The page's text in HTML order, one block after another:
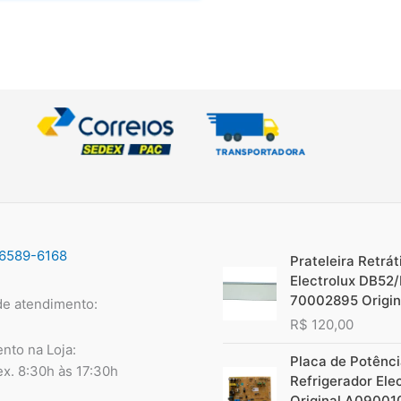
6168
atendimento:
na Loja:
8:30h às 17:30h
Prateleira
Electrolux
70002895
R$ 120,00
Placa de
Refrigerador